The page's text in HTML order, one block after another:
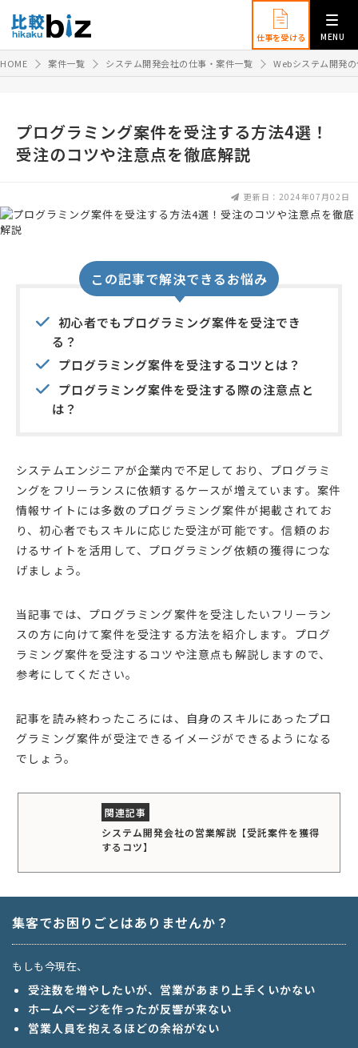
仕事を受ける MENU
HOME 案件一覧 システム開発会社の仕事・案件一覧 Webシステム開発
プログラミング案件を受注する方法4選！
受注のコツや注意点を徹底解説
更新日：2024年07月02日
この記事で解決できるお悩み
初心者でもプログラミング案件を受注でき
る？
プログラミング案件を受注するコツとは？
プログラミング案件を受注する際の注意点と
は？
システムエンジニアが企業内で不足しており、プログラミ
ングをフリーランスに依頼するケースが増えています。案件
情報サイトには多数のプログラミング案件が掲載されてお
り、初心者でもスキルに応じた受注が可能です。信頼のお
けるサイトを活用して、プログラミング依頼の獲得につな
げましょう。
当記事では、プログラミング案件を受注したいフリーラン
スの方に向けて案件を受注する方法を紹介します。プログ
ラミング案件を受注するコツや注意点も解説しますので、
参考にしてください。
記事を読み終わったころには、自身のスキルにあったプロ
グラミング案件が受注できるイメージができるようになる
でしょう。
システム開発会社の営業解説【受託案件を獲得
するコツ】
集客でお困りごとはありませんか？
もしも今現在、
受注数を増やしたいが、営業があまり上手くいかない
ホームページを作ったが反響が来ない
営業人員を抱えるほどの余裕がない